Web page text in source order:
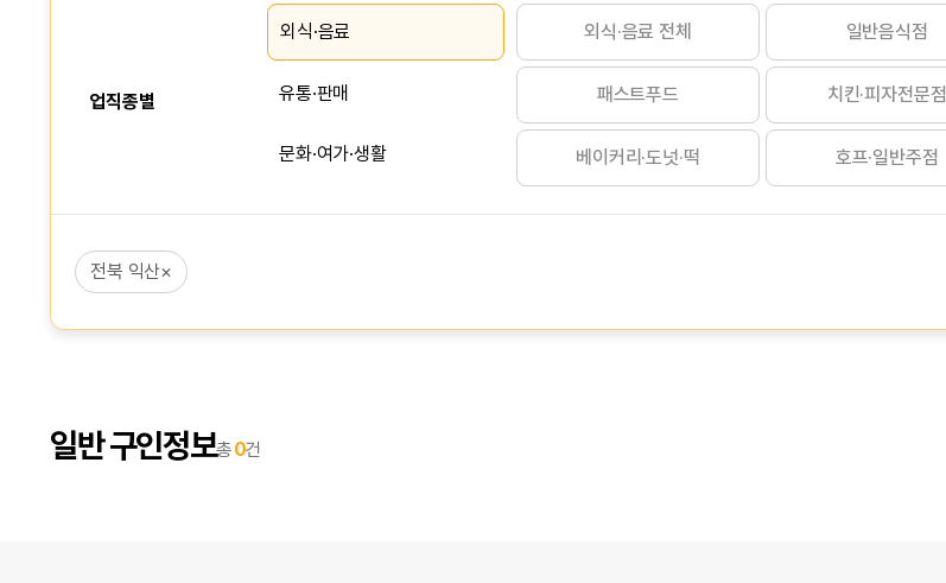
업직종별
외식·음료
유통·판매
문화·여가·생활
서비스
상담·영업·리서치
외식·음료 전체 일반음식점
패스트푸드 치킨·피자전문점
베이커리·도넛·떡 호프·일반주점
도시락·반찬
전북 익산×
일반 구인정보총0건